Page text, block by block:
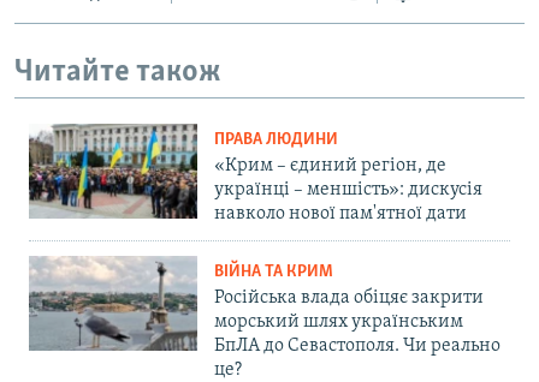
Читайте також
ПРАВА ЛЮДИНИ
«Крим – єдиний регіон, де
українці – меншість»: дискусія
навколо нової пам'ятної дати
ВІЙНА ТА КРИМ
Російська влада обіцяє закрити
морський шлях українським
БпЛА до Севастополя. Чи реально
це?